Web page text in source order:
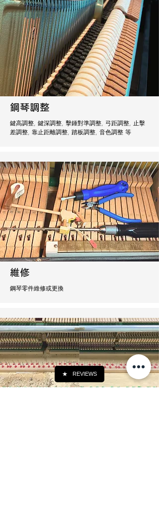
鋼琴調整
鍵高調整, 鍵深調整, 擊錘對準調整, 弓距調整, 止擊
差調整, 靠止距離調整, 踏板調整, 音色調整 等
​維修
鋼琴零件維修或更換
★ REVIEWS